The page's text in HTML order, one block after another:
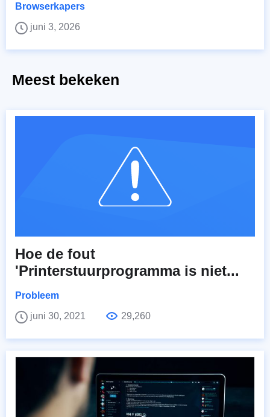
Browserkapers
juni 3, 2026
Meest bekeken
Hoe de fout
'Printerstuurprogramma is niet...
Probleem
juni 30, 2021
29,260